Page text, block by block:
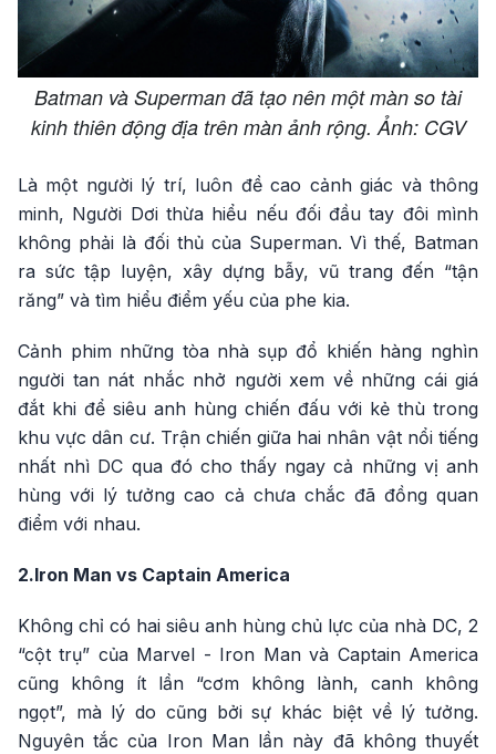
Batman và Superman đã tạo nên một màn so tài
kinh thiên động địa trên màn ảnh rộng. Ảnh: CGV
Là một người lý trí, luôn đề cao cảnh giác và thông
minh, Người Dơi thừa hiểu nếu đối đầu tay đôi mình
không phải là đối thủ của Superman. Vì thế, Batman
ra sức tập luyện, xây dựng bẫy, vũ trang đến “tận
răng” và tìm hiểu điểm yếu của phe kia.
Cảnh phim những tòa nhà sụp đổ khiến hàng nghìn
người tan nát nhắc nhở người xem về những cái giá
đắt khi để siêu anh hùng chiến đấu với kẻ thù trong
khu vực dân cư. Trận chiến giữa hai nhân vật nổi tiếng
nhất nhì DC qua đó cho thấy ngay cả những vị anh
hùng với lý tưởng cao cả chưa chắc đã đồng quan
điểm với nhau.
2.Iron Man vs Captain America
Không chỉ có hai siêu anh hùng chủ lực của nhà DC, 2
“cột trụ” của Marvel - Iron Man và Captain America
cũng không ít lần “cơm không lành, canh không
ngọt”, mà lý do cũng bởi sự khác biệt về lý tưởng.
Nguyên tắc của Iron Man lần này đã không thuyết